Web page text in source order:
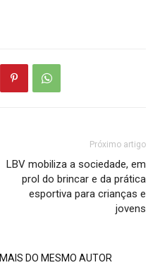
Próximo artigo
LBV mobiliza a sociedade, em
prol do brincar e da prática
esportiva para crianças e
jovens
MAIS DO MESMO AUTOR